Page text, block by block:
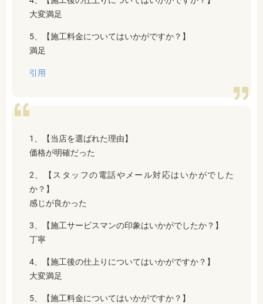
大変満足
5、【施工料金についてはいかがですか？】
満足
引用
1、【当店を選ばれた理由】
価格が明確だった
2、【スタッフの電話やメール対応はいかがでした
か？】
感じが良かった
3、【施工サービスマンの印象はいかがでしたか？】
丁寧
4、【施工後の仕上りについてはいかがですか？】
大変満足
5、【施工料金についてはいかがですか？】